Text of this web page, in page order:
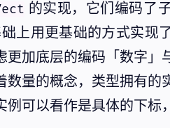
的实现，它们编码了
上用更基础的方式实现
更加底层的编码「数字」
数量的概念，类型拥有的
例可以看作是具体的下标